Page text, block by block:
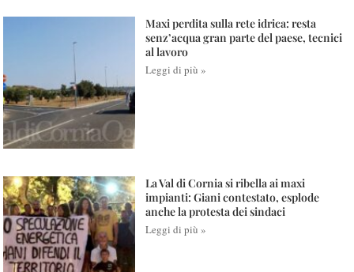
Maxi perdita sulla rete idrica: resta
senz’acqua gran parte del paese, tecnici
al lavoro
Leggi di più »
La Val di Cornia si ribella ai maxi
impianti: Giani contestato, esplode
anche la protesta dei sindaci
Leggi di più »